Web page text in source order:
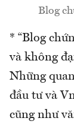
Blog
* “Blog
và không
Những
đầu tư và
cũng như